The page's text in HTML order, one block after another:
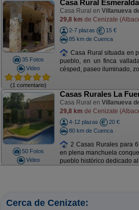
35 Fotos
Video
(1 comentario)
Casa Rural Esmeralda
Casa Rural en Villanueva
29,8 km de Cenizate
2-7 plazas
15 €
85 km de Cuenca
Casa Rural situada en
pueblo, en un finca
césped, paseo iluminado,
50 Fotos
Video
Casas Rurales La
Casa Rural en Villanueva
29,8 km de Cenizate
4-12 plazas
20 €
80 km de Cuenca
2 Casas Rurales para
en plena manchuela
pueblo histórico dedicado al
Cerca de Cenizate: